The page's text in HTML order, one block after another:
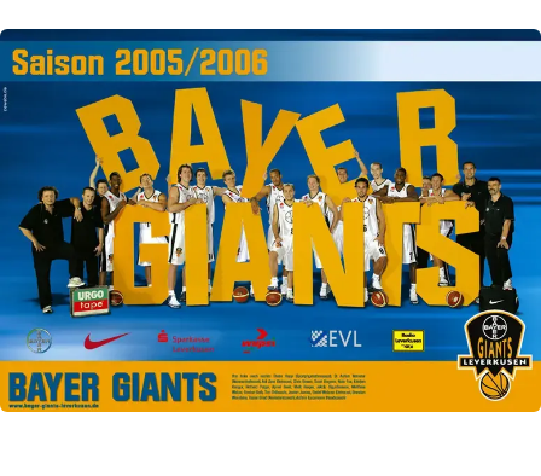
00 / 01
99 / 00
98 / 99
97 / 98
81 / 82